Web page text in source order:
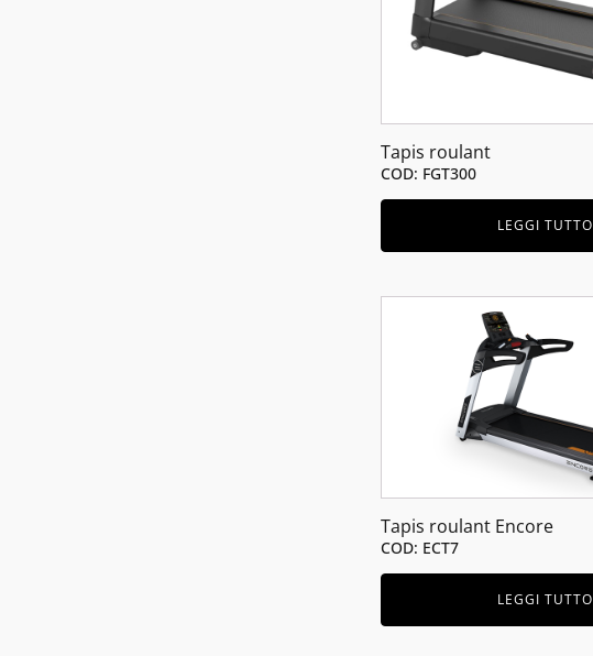
Tapis roulant
COD: FGT300
LEGGI TUTTO
Tapis roulant Encore
COD: ECT7
LEGGI TUTTO